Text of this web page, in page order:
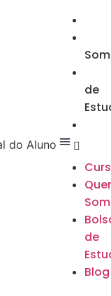
de
de
Blog
do Aluno